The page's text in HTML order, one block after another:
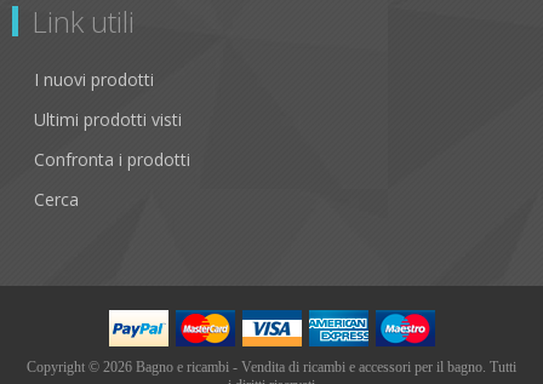
Link utili
I nuovi prodotti
Ultimi prodotti visti
Confronta i prodotti
Cerca
Copyright © 2026 Bagno e ricambi - Vendita di ricambi e accessori per il bagno. Tutti